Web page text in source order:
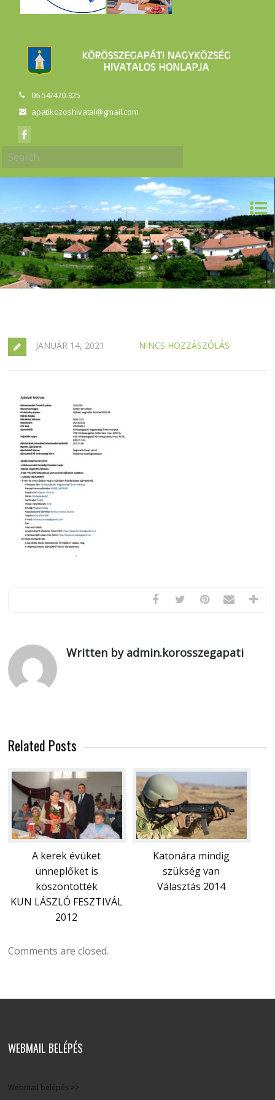
06-54/470-325
apatikozoshivatal@gmail.com
JANUÁR 14, 2021 NINCS HOZZÁSZÓLÁS
Written by admin.korosszegapati
Related Posts
A kerek évüket
ünneplőket is
köszöntötték
Katonára mindig
szükség van
Választás 2014
KUN LÁSZLÓ FESZTIVÁL
2012
Comments are closed.
WEBMAIL BELÉPÉS
Webmail belépés >>